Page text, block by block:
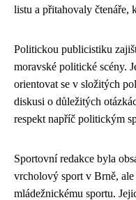
listu a přitahovaly čtenáře,
Politickou publicistiku
moravské politické scény.
orientovat se v složitých
diskusi o důležitých
respekt napříč politickým
Sportovní redakce byla
vrcholový sport v Brně,
mládežnickému sportu.